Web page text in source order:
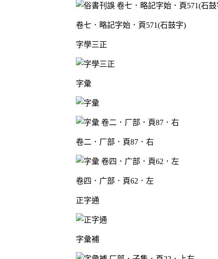
卷七．略記字始．頁571(石鼓字)
字學三正
字彙
卷二．厂部．頁87．右
卷四．广部．頁62．左
正字通
字彙補